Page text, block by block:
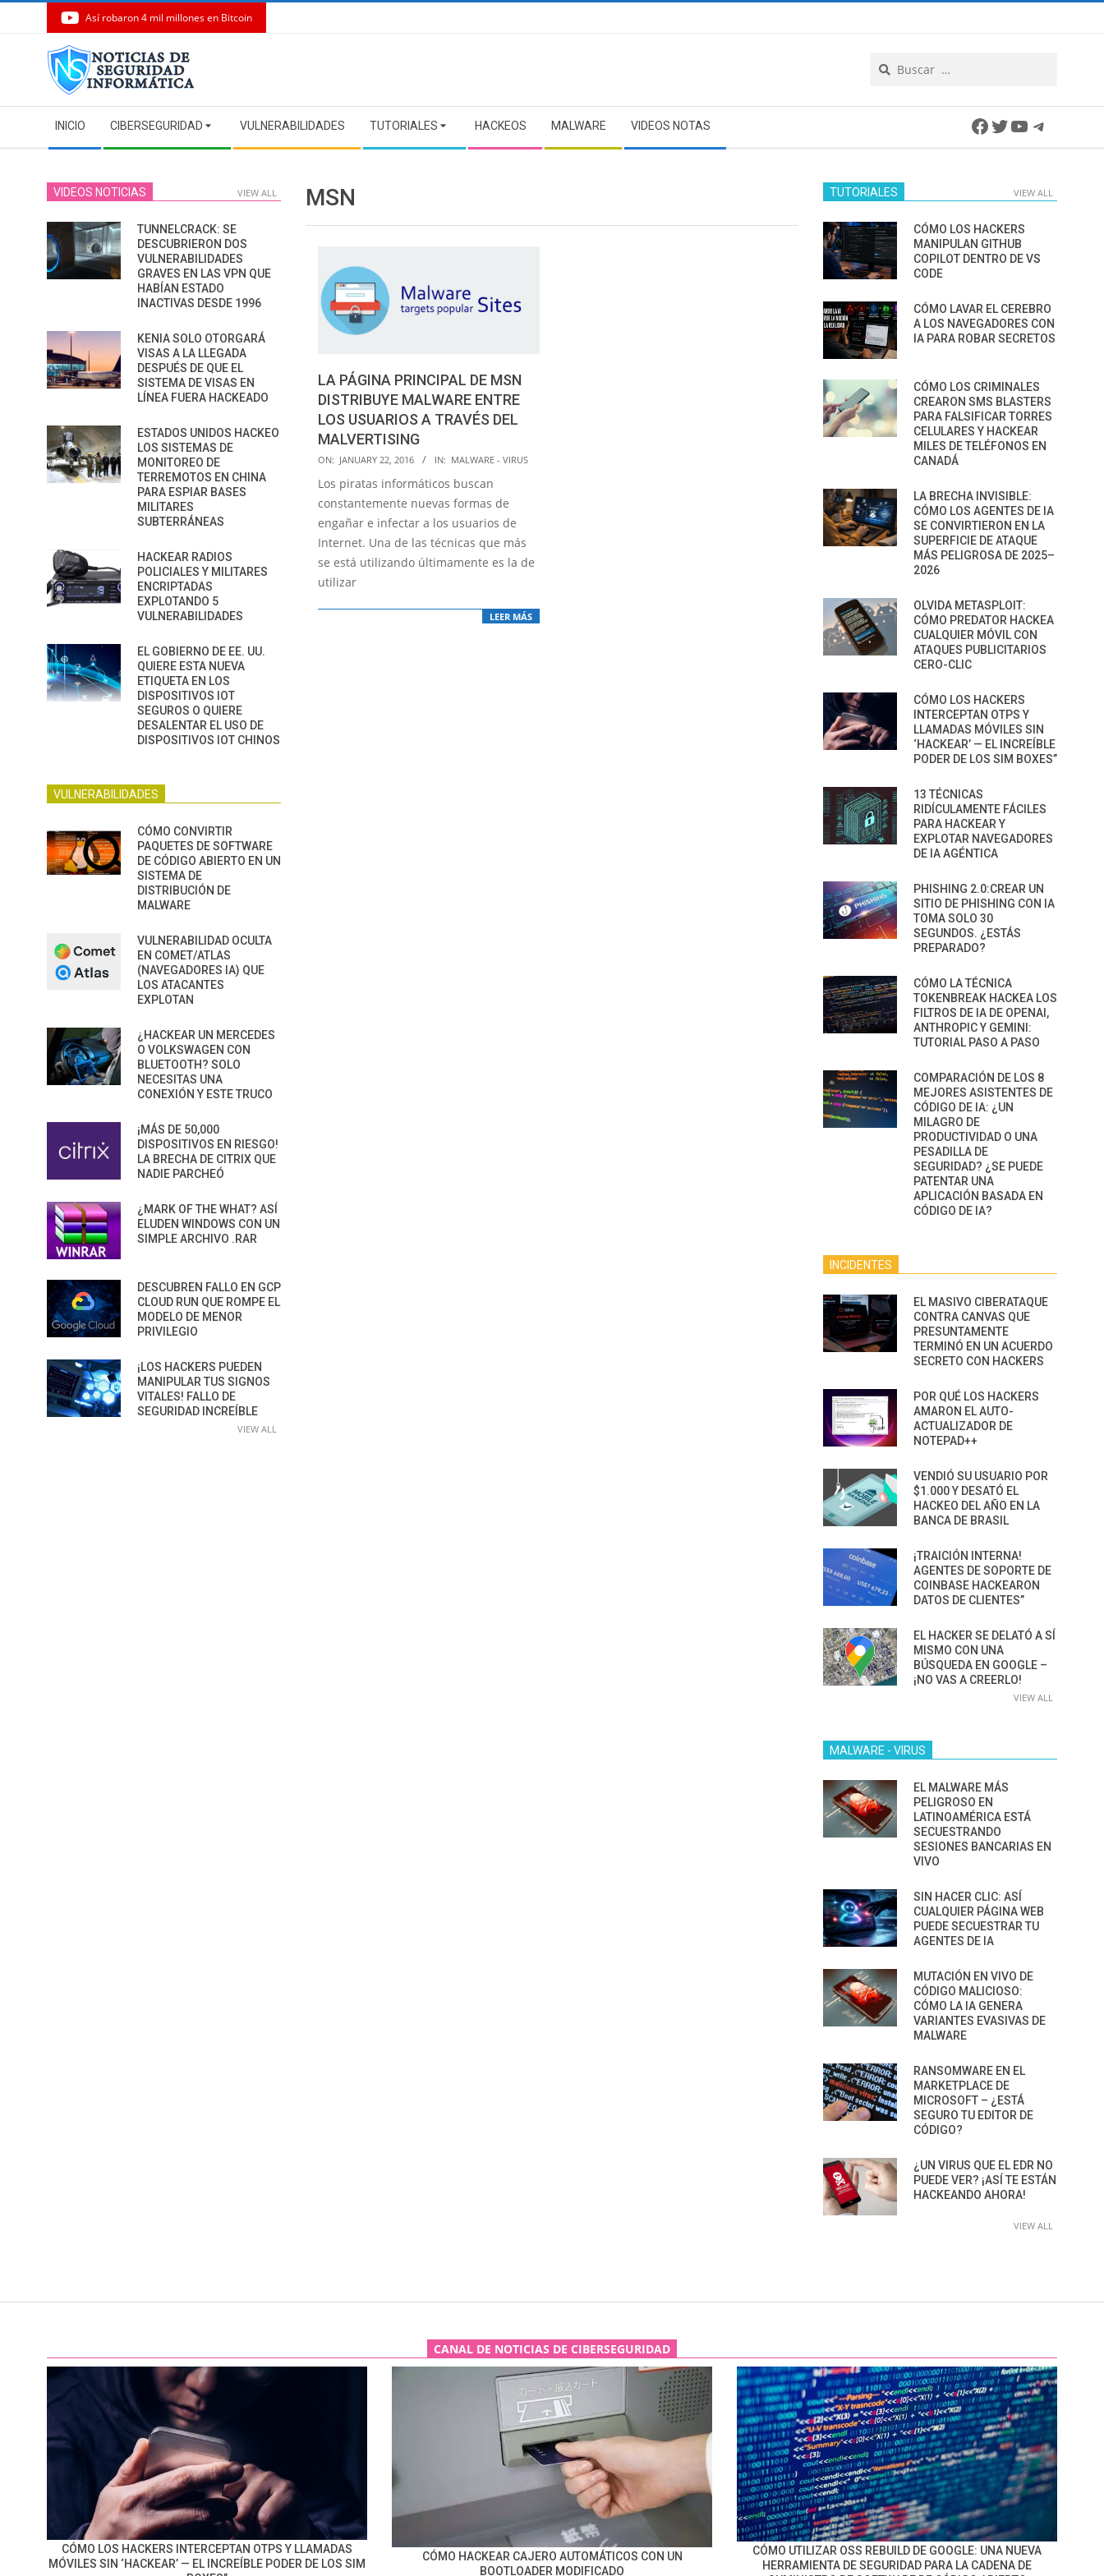
Así robaron 4 mil millones en Bitcoin
Navigation
Menu
INICIO CIBERSEGURIDAD VULNERABILIDADES TUTORIALES HACKEOS MALWARE VIDEOS NOTAS Facebook
Twitter
YouTube
MSN
LA PÁGINA PRINCIPAL DE MSN
DISTRIBUYE MALWARE ENTRE
LOS USUARIOS A TRAVÉS DEL
MALVERTISING
2016-
01-
22
ON: JANUARY 22, 2016 IN: MALWARE - VIRUS
Los piratas informáticos buscan
constantemente nuevas formas de
engañar e infectar a los usuarios de
Internet. Una de las técnicas que más
se está utilizando últimamente es la de
utilizar
LEER MÁS
VIDEOS NOTICIAS VIEW ALL
TUNNELCRACK: SE
DESCUBRIERON DOS
VULNERABILIDADES
GRAVES EN LAS VPN QUE
HABÍAN ESTADO
INACTIVAS DESDE 1996
KENIA SOLO OTORGARÁ
VISAS A LA LLEGADA
DESPUÉS DE QUE EL
SISTEMA DE VISAS EN
LÍNEA FUERA HACKEADO
ESTADOS UNIDOS HACKEO
LOS SISTEMAS DE
MONITOREO DE
TERREMOTOS EN CHINA
PARA ESPIAR BASES
MILITARES
SUBTERRÁNEAS
HACKEAR RADIOS
POLICIALES Y MILITARES
ENCRIPTADAS
EXPLOTANDO 5
VULNERABILIDADES
EL GOBIERNO DE EE. UU.
QUIERE ESTA NUEVA
ETIQUETA EN LOS
DISPOSITIVOS IOT
SEGUROS O QUIERE
DESALENTAR EL USO DE
DISPOSITIVOS IOT CHINOS
VULNERABILIDADES
CÓMO CONVIRTIR
PAQUETES DE SOFTWARE
DE CÓDIGO ABIERTO EN UN
SISTEMA DE
DISTRIBUCIÓN DE
MALWARE
VULNERABILIDAD OCULTA
EN COMET/ATLAS
(NAVEGADORES IA) QUE
LOS ATACANTES
EXPLOTAN
¿HACKEAR UN MERCEDES
O VOLKSWAGEN CON
BLUETOOTH? SOLO
NECESITAS UNA
CONEXIÓN Y ESTE TRUCO
¡MÁS DE 50,000
DISPOSITIVOS EN RIESGO!
LA BRECHA DE CITRIX QUE
NADIE PARCHEÓ
¿MARK OF THE WHAT? ASÍ
ELUDEN WINDOWS CON UN
SIMPLE ARCHIVO .RAR
DESCUBREN FALLO EN GCP
CLOUD RUN QUE ROMPE EL
MODELO DE MENOR
PRIVILEGIO
¡LOS HACKERS PUEDEN
MANIPULAR TUS SIGNOS
VITALES! FALLO DE
SEGURIDAD INCREÍBLE
VIEW ALL
TUTORIALES VIEW ALL
CÓMO LOS HACKERS
MANIPULAN GITHUB
COPILOT DENTRO DE VS
CODE
CÓMO LAVAR EL CEREBRO
A LOS NAVEGADORES CON
IA PARA ROBAR SECRETOS
CÓMO LOS CRIMINALES
CREARON SMS BLASTERS
PARA FALSIFICAR TORRES
CELULARES Y HACKEAR
MILES DE TELÉFONOS EN
CANADÁ
LA BRECHA INVISIBLE:
CÓMO LOS AGENTES DE IA
SE CONVIRTIERON EN LA
SUPERFICIE DE ATAQUE
MÁS PELIGROSA DE 2025–
2026
OLVIDA METASPLOIT:
CÓMO PREDATOR HACKEA
CUALQUIER MÓVIL CON
ATAQUES PUBLICITARIOS
CERO-CLIC
CÓMO LOS HACKERS
INTERCEPTAN OTPS Y
LLAMADAS MÓVILES SIN
‘HACKEAR’ — EL INCREÍBLE
PODER DE LOS SIM BOXES”
13 TÉCNICAS
RIDÍCULAMENTE FÁCILES
PARA HACKEAR Y
EXPLOTAR NAVEGADORES
DE IA AGÉNTICA
PHISHING 2.0:CREAR UN
SITIO DE PHISHING CON IA
TOMA SOLO 30
SEGUNDOS. ¿ESTÁS
PREPARADO?
CÓMO LA TÉCNICA
TOKENBREAK HACKEA LOS
FILTROS DE IA DE OPENAI,
ANTHROPIC Y GEMINI:
TUTORIAL PASO A PASO
COMPARACIÓN DE LOS 8
MEJORES ASISTENTES DE
CÓDIGO DE IA: ¿UN
MILAGRO DE
PRODUCTIVIDAD O UNA
PESADILLA DE
SEGURIDAD? ¿SE PUEDE
PATENTAR UNA
APLICACIÓN BASADA EN
CÓDIGO DE IA?
INCIDENTES
EL MASIVO CIBERATAQUE
CONTRA CANVAS QUE
PRESUNTAMENTE
TERMINÓ EN UN ACUERDO
SECRETO CON HACKERS
POR QUÉ LOS HACKERS
AMARON EL AUTO-
ACTUALIZADOR DE
NOTEPAD++
VENDIÓ SU USUARIO POR
$1.000 Y DESATÓ EL
HACKEO DEL AÑO EN LA
BANCA DE BRASIL
¡TRAICIÓN INTERNA!
AGENTES DE SOPORTE DE
COINBASE HACKEARON
DATOS DE CLIENTES”
EL HACKER SE DELATÓ A SÍ
MISMO CON UNA
BÚSQUEDA EN GOOGLE –
¡NO VAS A CREERLO!
VIEW ALL
MALWARE - VIRUS
EL MALWARE MÁS
PELIGROSO EN
LATINOAMÉRICA ESTÁ
SECUESTRANDO
SESIONES BANCARIAS EN
VIVO
SIN HACER CLIC: ASÍ
CUALQUIER PÁGINA WEB
PUEDE SECUESTRAR TU
AGENTES DE IA
MUTACIÓN EN VIVO DE
CÓDIGO MALICIOSO:
CÓMO LA IA GENERA
VARIANTES EVASIVAS DE
MALWARE
RANSOMWARE EN EL
MARKETPLACE DE
MICROSOFT – ¿ESTÁ
SEGURO TU EDITOR DE
CÓDIGO?
¿UN VIRUS QUE EL EDR NO
PUEDE VER? ¡ASÍ TE ESTÁN
HACKEANDO AHORA!
VIEW ALL
CANAL DE NOTICIAS DE CIBERSEGURIDAD
CÓMO LOS HACKERS INTERCEPTAN OTPS Y LLAMADAS
MÓVILES SIN ‘HACKEAR’ — EL INCREÍBLE PODER DE LOS SIM
CÓMO HACKEAR CAJERO AUTOMÁTICOS CON UN
BOOTLOADER MODIFICADO
CÓMO UTILIZAR OSS REBUILD DE GOOGLE: UNA NUEVA
HERRAMIENTA DE SEGURIDAD PARA LA CADENA DE